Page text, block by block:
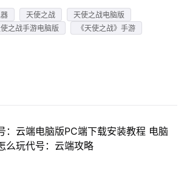
天使之战
天使之战电脑版
之战手游电脑版 《天使之战》手游
：云端电脑版PC端下载安装教程 电脑
么玩代号：云端攻略